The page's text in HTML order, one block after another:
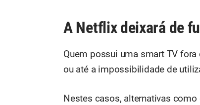
A Netflix deixará de
Quem possui uma smart TV
ou até a impossibilidade de
Nestes casos, alternativas